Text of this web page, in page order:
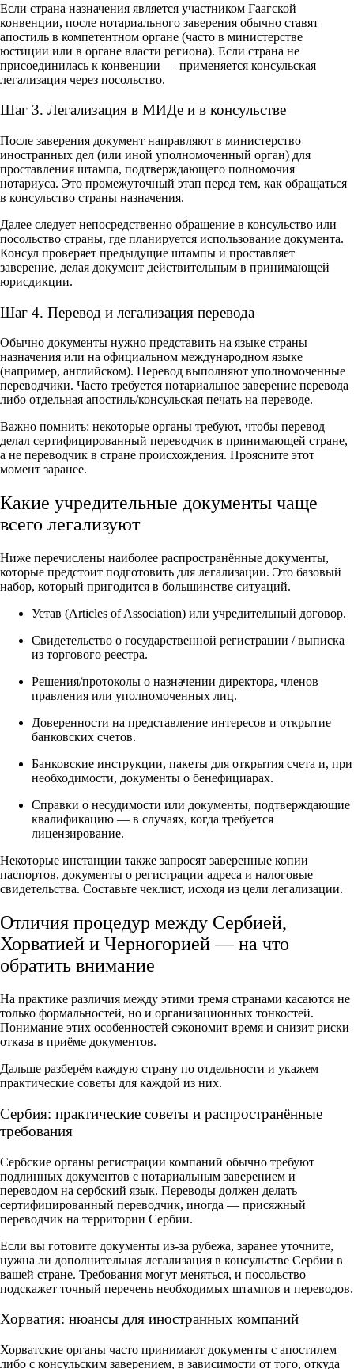
Если страна назначения является участником Гаагской
конвенции, после нотариального заверения обычно ставят
апостиль в компетентном органе (часто в министерстве
юстиции или в органе власти региона). Если страна не
присоединилась к конвенции — применяется консульская
легализация через посольство.
Шаг 3. Легализация в МИДе и в консульстве
После заверения документ направляют в министерство
иностранных дел (или иной уполномоченный орган) для
проставления штампа, подтверждающего полномочия
нотариуса. Это промежуточный этап перед тем, как обращаться
в консульство страны назначения.
Далее следует непосредственно обращение в консульство или
посольство страны, где планируется использование документа.
Консул проверяет предыдущие штампы и проставляет
заверение, делая документ действительным в принимающей
юрисдикции.
Шаг 4. Перевод и легализация перевода
Обычно документы нужно представить на языке страны
назначения или на официальном международном языке
(например, английском). Перевод выполняют уполномоченные
переводчики. Часто требуется нотариальное заверение перевода
либо отдельная апостиль/консульская печать на переводе.
Важно помнить: некоторые органы требуют, чтобы перевод
делал сертифицированный переводчик в принимающей стране,
а не переводчик в стране происхождения. Проясните этот
момент заранее.
Какие учредительные документы чаще
всего легализуют
Ниже перечислены наиболее распространённые документы,
которые предстоит подготовить для легализации. Это базовый
набор, который пригодится в большинстве ситуаций.
Устав (Articles of Association) или учредительный договор.
Свидетельство о государственной регистрации / выписка
из торгового реестра.
Решения/протоколы о назначении директора, членов
правления или уполномоченных лиц.
Доверенности на представление интересов и открытие
банковских счетов.
Банковские инструкции, пакеты для открытия счета и, при
необходимости, документы о бенефициарах.
Справки о несудимости или документы, подтверждающие
квалификацию — в случаях, когда требуется
лицензирование.
Некоторые инстанции также запросят заверенные копии
паспортов, документы о регистрации адреса и налоговые
свидетельства. Составьте чеклист, исходя из цели легализации.
Отличия процедур между Сербией,
Хорватией и Черногорией — на что
обратить внимание
На практике различия между этими тремя странами касаются не
только формальностей, но и организационных тонкостей.
Понимание этих особенностей сэкономит время и снизит риски
отказа в приёме документов.
Дальше разберём каждую страну по отдельности и укажем
практические советы для каждой из них.
Сербия: практические советы и распространённые
требования
Сербские органы регистрации компаний обычно требуют
подлинных документов с нотариальным заверением и
переводом на сербский язык. Переводы должен делать
сертифицированный переводчик, иногда — присяжный
переводчик на территории Сербии.
Если вы готовите документы из-за рубежа, заранее уточните,
нужна ли дополнительная легализация в консульстве Сербии в
вашей стране. Требования могут меняться, и посольство
подскажет точный перечень необходимых штампов и переводов.
Хорватия: нюансы для иностранных компаний
Хорватские органы часто принимают документы с апостилем
либо с консульским заверением, в зависимости от того, откуда